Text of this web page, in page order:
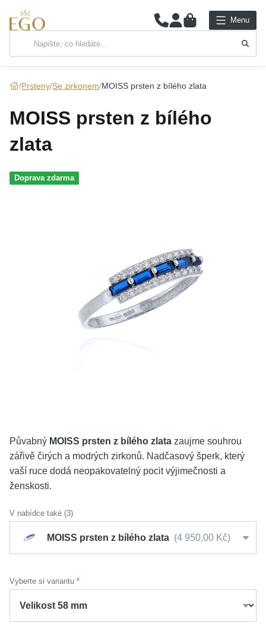
0 Menu
Hlavní kategorie
Prsteny Se zirkonem MOISS prsten z bílého zlata
MOISS prsten z bílého
zlata
Doprava zdarma
Půvabný MOISS prsten z bílého zlata zaujme souhrou
zářivě čirých a modrých zirkonů. Nadčasový šperk, který
vaší ruce dodá neopakovatelný pocit výjimečnosti a
ženskosti.
V nabídce také (3)
MOISS prsten z bílého zlata 4 950,00 Kč
Vyberte si variantu